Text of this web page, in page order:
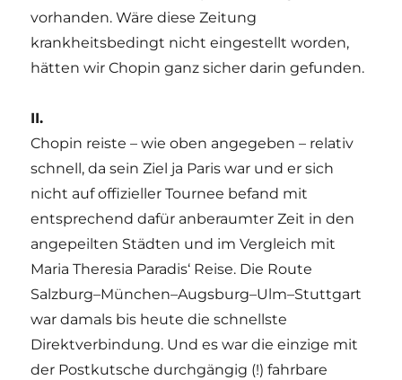
vorhanden. Wäre diese Zeitung
krankheitsbedingt nicht eingestellt worden,
hätten wir Chopin ganz sicher darin gefunden.
II.
Chopin reiste – wie oben angegeben – relativ
schnell, da sein Ziel ja Paris war und er sich
nicht auf offizieller Tournee befand mit
entsprechend dafür anberaumter Zeit in den
angepeilten Städten und im Vergleich mit
Maria Theresia Paradis‘ Reise. Die Route
Salzburg–München–Augsburg–Ulm–Stuttgart
war damals bis heute die schnellste
Direktverbindung. Und es war die einzige mit
der Postkutsche durchgängig (!) fahrbare